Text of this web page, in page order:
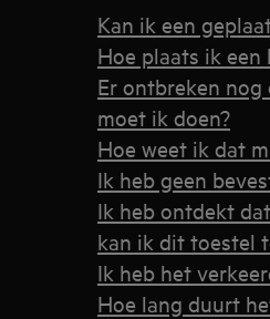
Kan ik een
Hoe plaats ik een
Er ontbreken
moet ik doen?
Hoe weet ik dat
Ik heb geen
Ik heb ontdekt
kan ik dit toestel
Ik heb het
Hoe lang duurt